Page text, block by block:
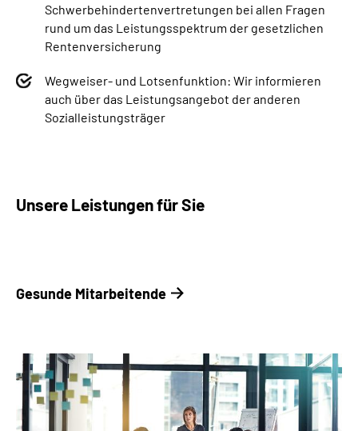
Schwerbehindertenvertretungen bei allen Fragen
rund um das Leistungsspektrum der gesetzlichen
Rentenversicherung
Wegweiser- und Lotsenfunktion: Wir informieren
auch über das Leistungsangebot der anderen
Sozialleistungsträger
Unsere Leistungen für Sie
Gesunde ­Mitarbeitende